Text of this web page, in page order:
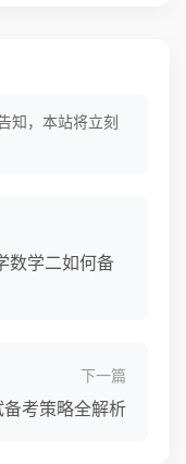
知，本站将立刻
数学二如何备
下一篇
考策略全解析